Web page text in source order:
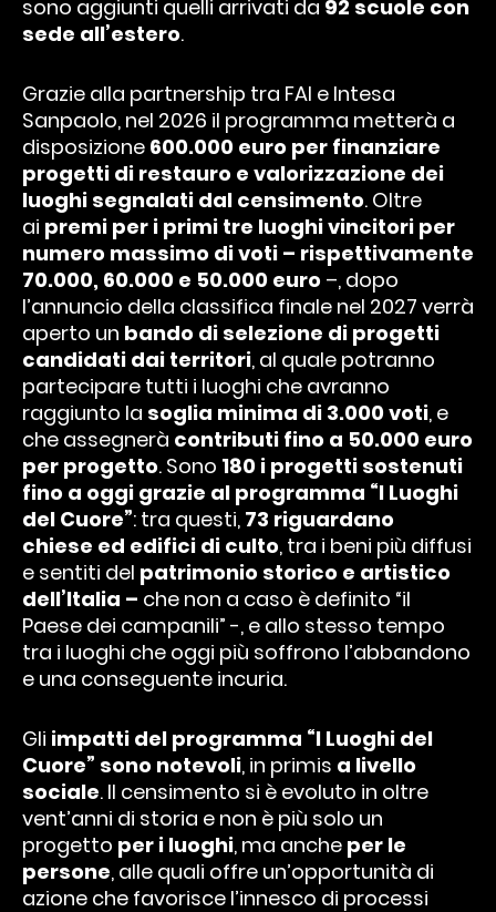
sono aggiunti quelli arrivati da 92 scuole con
sede all’estero.
Grazie alla partnership tra FAI e Intesa
Sanpaolo, nel 2026 il programma metterà a
disposizione 600.000 euro per finanziare
progetti di restauro e valorizzazione dei
luoghi segnalati dal censimento. Oltre
ai premi per i primi tre luoghi vincitori per
numero massimo di voti – rispettivamente
70.000, 60.000 e 50.000 euro –, dopo
l’annuncio della classifica finale nel 2027 verrà
aperto un bando di selezione di progetti
candidati dai territori, al quale potranno
partecipare tutti i luoghi che avranno
raggiunto la soglia minima di 3.000 voti, e
che assegnerà contributi fino a 50.000 euro
per progetto. Sono 180 i progetti sostenuti
fino a oggi grazie al programma “I Luoghi
del Cuore”: tra questi, 73 riguardano
chiese ed edifici di culto, tra i beni più diffusi
e sentiti del patrimonio storico e artistico
dell’Italia – che non a caso è definito “il
Paese dei campanili” -, e allo stesso tempo
tra i luoghi che oggi più soffrono l’abbandono
e una conseguente incuria.
Gli impatti del programma “I Luoghi del
Cuore” sono notevoli, in primis a livello
sociale. Il censimento si è evoluto in oltre
vent’anni di storia e non è più solo un
progetto per i luoghi, ma anche per le
persone, alle quali offre un’opportunità di
azione che favorisce l’innesco di processi